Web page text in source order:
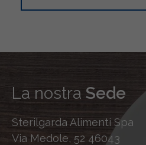
La nostra Sede
Sterilgarda Alimenti Spa
Via Medole, 52 46043